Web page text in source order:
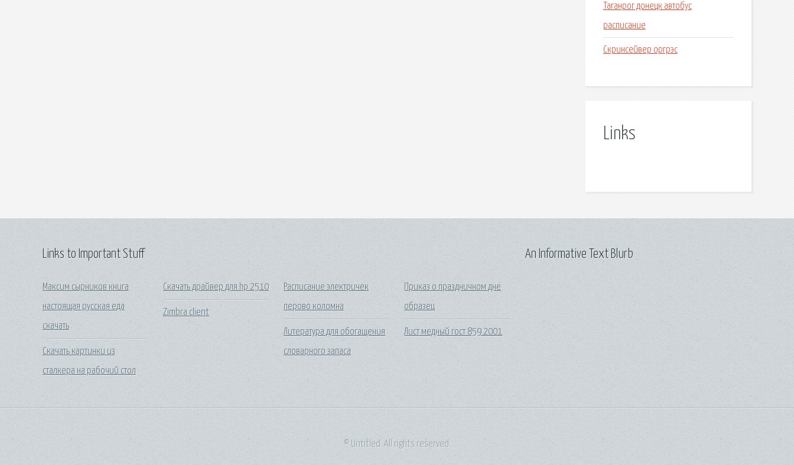
Таганрог донецк автобус
расписание
Скринсейвер оргрэс
Links
Links to Important Stuff
Максим сырников книга
настоящая русская еда
скачать
Скачать картинки из
сталкера на рабочий стол
Скачать драйвер для hp 2510
Zimbra client
Расписание электричек
перово коломна
Литература для обогащения
словарного запаса
Приказ о праздничном дне
образец
Лист медный гост 859 2001
An Informative Text Blurb
© Untitled. All rights reserved.